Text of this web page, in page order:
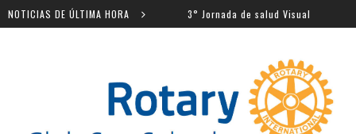
NOTICIAS DE ÚLTIMA HORA
escolares 3° Jornada de salud Visual